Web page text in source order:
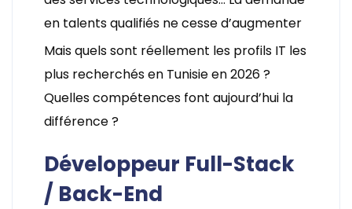
en talents qualifiés ne cesse d’augmenter
Mais quels sont réellement les profils IT les
plus recherchés en Tunisie en 2026 ?
Quelles compétences font aujourd’hui la
différence ?
Développeur Full-Stack
/ Back-End